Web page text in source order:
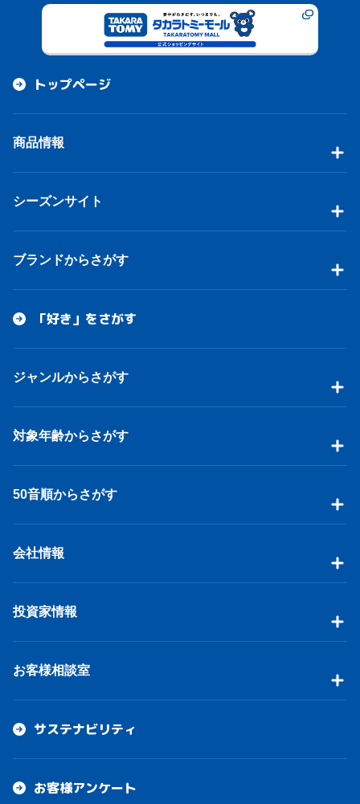
トップページ
商品情報
シーズンサイト
ブランドからさがす
「好き」をさがす
ジャンルからさがす
対象年齢からさがす
50音順からさがす
会社情報
投資家情報
お客様相談室
サステナビリティ
お客様アンケート